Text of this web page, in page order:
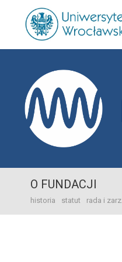
O FUNDACJI
historia statut rada i zarząd